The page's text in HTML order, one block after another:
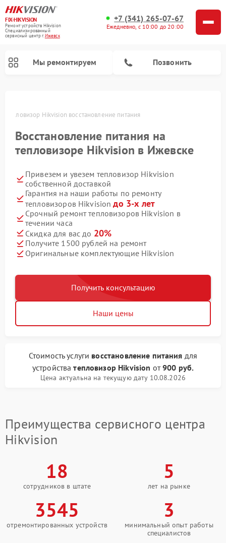
FIX-HIKVISION
Ремонт устройств Hikvision
Специализированный
cервисный центр г.Ижевск
+7 (341) 265-07-67
Ежедневно, с 10:00 до 20:00
Мы ремонтируем Позвонить
Тепловизор Hikvision восстановление питания
Восстановление питания на
тепловизоре Hikvision в Ижевске
Привезем и увезем тепловизор Hikvision
собственной доставкой
Гарантия на наши работы по ремонту
тепловизоров Hikvisionдо 3-х лет
Срочный ремонт тепловизоров Hikvision в
течении часа
Скидка для вас до 20%
Получите 1500 рублей на ремонт
Оригинальные комплектующие Hikvision
Получить консультацию
Наши цены
Стоимость услуги восстановление питания для
устройстватепловизор Hikvision от900 руб.
Цена актуальна на текущую дату 10.08.2026
Преимущества сервисного центра
Hikvision
18
сотрудников в штате
5
лет на рынке
3545
отремонтированных устройств
3
минимальный опыт работы
специалистов